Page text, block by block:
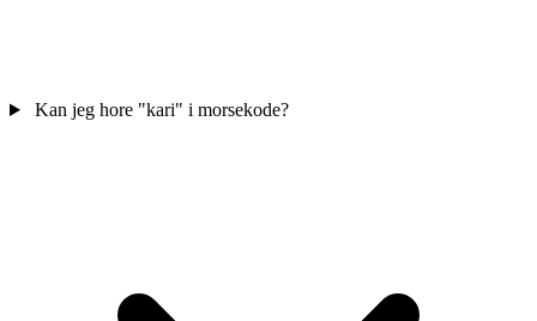
Kan jeg hore "kari" i morsekode?